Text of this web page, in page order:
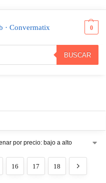
BUSCAR
0
16 17 18